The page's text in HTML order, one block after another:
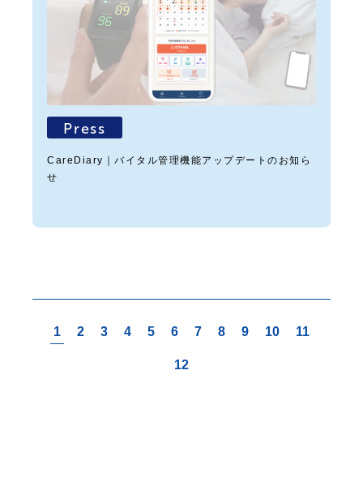
Press
CareDiary｜バイタル管理機能アップデートのお知ら
せ
1 2 3 4 5 6 7 8 9 10 11
12